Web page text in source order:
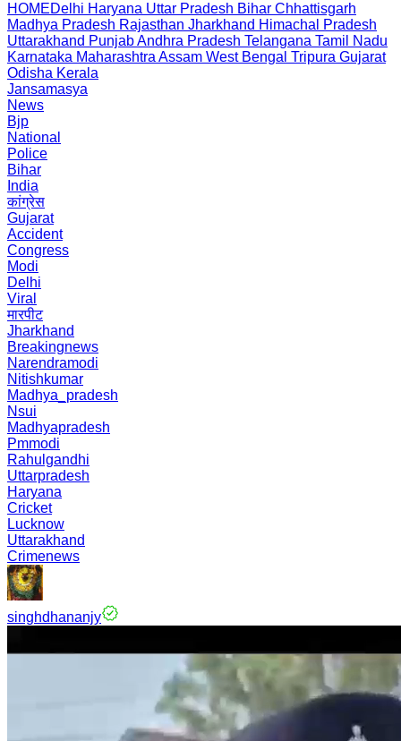
HOMEDelhi Haryana Uttar Pradesh Bihar Chhattisgarh
Madhya Pradesh Rajasthan Jharkhand Himachal Pradesh
Uttarakhand PunjabAndhra Pradesh Telangana Tamil Nadu
Karnataka Maharashtra Assam West Bengal Tripura Gujarat
Odisha Kerala
Jansamasya
News
Bjp
National
Police
Bihar
India
कांग्रेस
Gujarat
Accident
Congress
Modi
Delhi
Viral
मारपीट
Jharkhand
Breakingnews
Narendramodi
Nitishkumar
Madhya_pradesh
Nsui
Madhyapradesh
Pmmodi
Rahulgandhi
Uttarpradesh
Haryana
Cricket
Lucknow
Uttarakhand
Crimenews
singhdhananjy